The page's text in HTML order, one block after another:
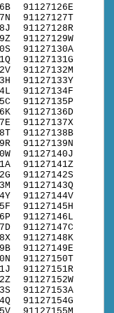
91127126E
91127127T
91127128R
91127129W
91127130A
91127131G
91127132M
91127133Y
91127134F
91127135P
91127136D
91127137X
91127138B
91127139N
91127140J
91127141Z
91127142S
91127143Q
91127144V
91127145H
91127146L
91127147C
91127148K
91127149E
91127150T
91127151R
91127152W
91127153A
91127154G